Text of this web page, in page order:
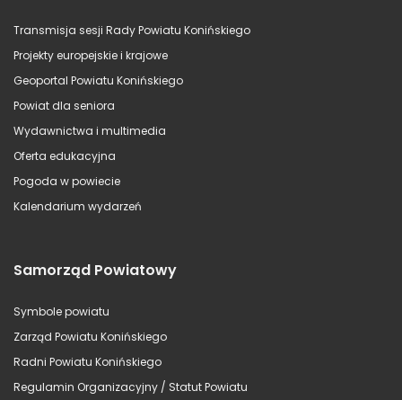
Transmisja sesji Rady Powiatu Konińskiego
Projekty europejskie i krajowe
Geoportal Powiatu Konińskiego
Powiat dla seniora
Wydawnictwa i multimedia
Oferta edukacyjna
Pogoda w powiecie
Kalendarium wydarzeń
Samorząd Powiatowy
Symbole powiatu
Zarząd Powiatu Konińskiego
Radni Powiatu Konińskiego
Regulamin Organizacyjny / Statut Powiatu